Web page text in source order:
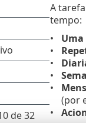
A
tempo:
Uma
(por